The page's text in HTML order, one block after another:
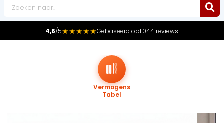
4,6/5★★★★★Gebaseerd op1.044 reviews
Vermogens
Tabel